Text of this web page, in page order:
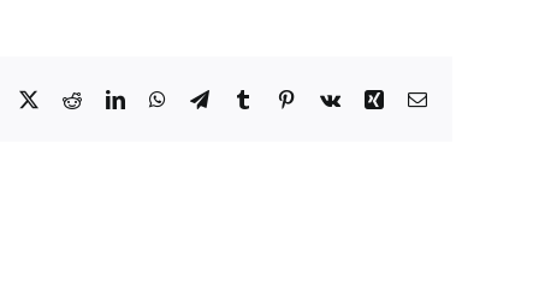
Facebook
X RedditLinkedInWhatsApp
TelegramTumblrPinterest
Vk Xing Correo